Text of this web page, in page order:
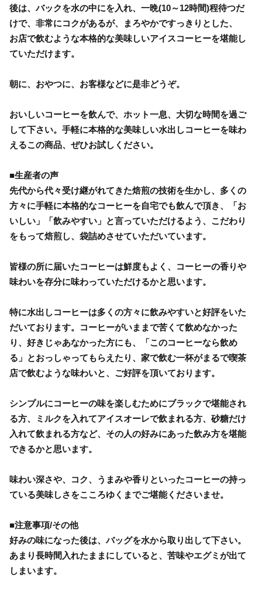
後は、バックを水の中にを入れ、一晩(10～12時間)程待つだ
けで、非常にコクがあるが、まろやかですっきりとした、
お店で飲むような本格的な美味しいアイスコーヒーを堪能し
ていただけます。
朝に、おやつに、お客様などに是非どうぞ。
おいしいコーヒーを飲んで、ホット一息、大切な時間を過ご
して下さい。手軽に本格的な美味しい水出しコーヒーを味わ
えるこの商品、ぜひお試しください。
■生産者の声
先代から代々受け継がれてきた焙煎の技術を生かし、多くの
方々に手軽に本格的なコーヒーを自宅でも飲んで頂き、「お
いしい」「飲みやすい」と言っていただけるよう、こだわり
をもって焙煎し、袋詰めさせていただいています。
皆様の所に届いたコーヒーは鮮度もよく、コーヒーの香りや
味わいを存分に味わっていただけるかと思います。
特に水出しコーヒーは多くの方々に飲みやすいと好評をいた
だいております。コーヒーがいままで苦くて飲めなかった
り、好きじゃあなかった方にも、「このコーヒーなら飲め
る」とおっしゃってもらえたり、家で飲む一杯がまるで喫茶
店で飲むような味わいと、ご好評を頂いております。
シンプルにコーヒーの味を楽しむためにブラックで堪能され
る方、ミルクを入れてアイスオーレで飲まれる方、砂糖だけ
入れて飲まれる方など、その人の好みにあった飲み方を堪能
できるかと思います。
味わい深さや、コク、うまみや香りといったコーヒーの持っ
ている美味しさをこころゆくまでご堪能くださいませ。
■注意事項/その他
好みの味になった後は、バッグを水から取り出して下さい。
あまり長時間入れたままにしていると、苦味やエグミが出て
しまいます。